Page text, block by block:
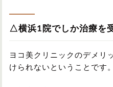
△横浜1院でしか治療を
ヨコ美クリニックのデメリ
けられないということです。